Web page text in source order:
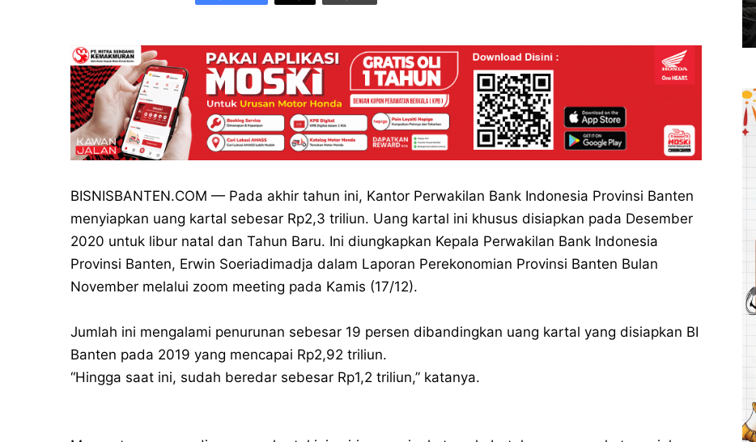
BISNISBANTEN.COM — Pada akhir tahun ini, Kantor Perwakilan Bank Indonesia Provinsi Banten
menyiapkan uang kartal sebesar Rp2,3 triliun. Uang kartal ini khusus disiapkan pada Desember
2020 untuk libur natal dan Tahun Baru. Ini diungkapkan Kepala Perwakilan Bank Indonesia
Provinsi Banten, Erwin Soeriadimadja dalam Laporan Perekonomian Provinsi Banten Bulan
November melalui zoom meeting pada Kamis (17/12).
Jumlah ini mengalami penurunan sebesar 19 persen dibandingkan uang kartal yang disiapkan BI
Banten pada 2019 yang mencapai Rp2,92 triliun.
“Hingga saat ini, sudah beredar sebesar Rp1,2 triliun,” katanya.